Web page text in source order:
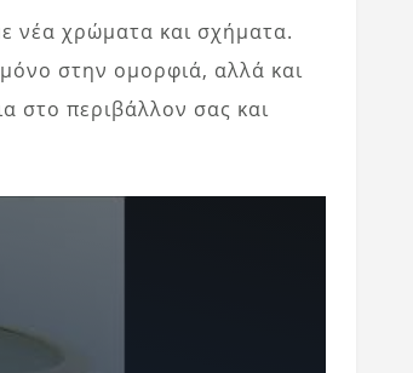
νέα χρώματα και σχήματα.
στην ομορφιά, αλλά και
στο περιβάλλον σας και